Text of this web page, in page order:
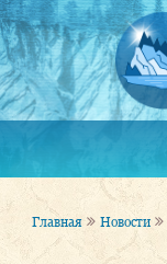
Главная Новости